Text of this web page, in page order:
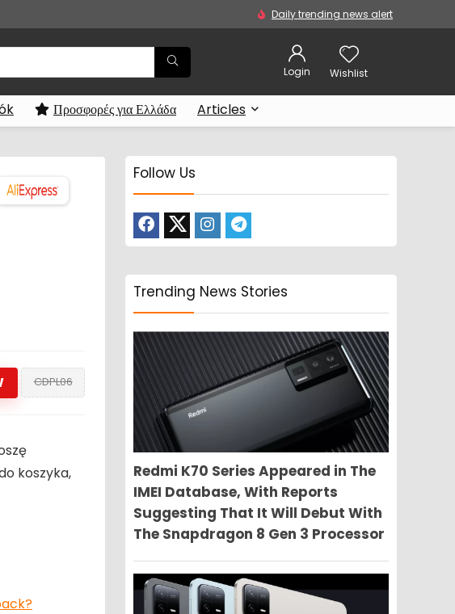
Daily trending news alert
Login Wishlist
Προσφορές για Ελλάδα Articles
CDPL06
koszyka,
Follow Us
Trending News Stories
Redmi K70 Series Appeared in The
IMEI Database, With Reports
Suggesting That It Will Debut With
The Snapdragon 8 Gen 3 Processor